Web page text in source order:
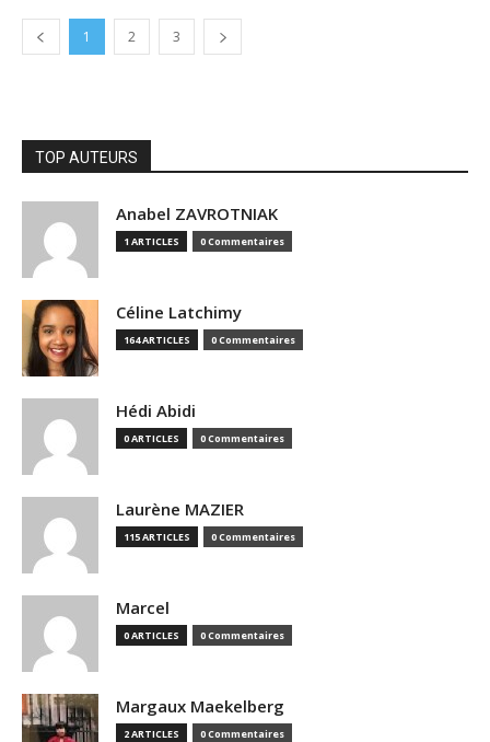
1 2 3
TOP AUTEURS
Anabel ZAVROTNIAK
1 ARTICLES 0 Commentaires
Céline Latchimy
164 ARTICLES 0 Commentaires
Hédi Abidi
0 ARTICLES 0 Commentaires
Laurène MAZIER
115 ARTICLES 0 Commentaires
Marcel
0 ARTICLES 0 Commentaires
Margaux Maekelberg
2 ARTICLES 0 Commentaires